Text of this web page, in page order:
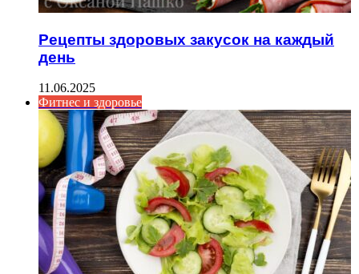
Рецепты здоровых закусок на каждый
день
11.06.2025
Фитнес и здоровье